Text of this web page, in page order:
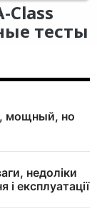
Class
тесты
мощный, но
недоліки
і експлуатації